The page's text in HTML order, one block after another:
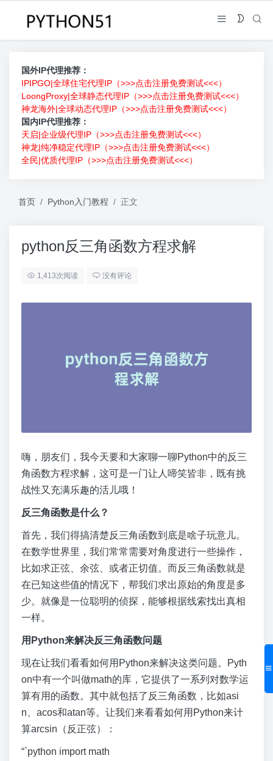
国外IP代理推荐：
IPIPGO|全球住宅代理IP（>>>点击注册免费测试<<<）
LoongProxy|全球静态代理IP（>>>点击注册免费测试<<<）
神龙海外|全球动态代理IP（>>>点击注册免费测试<<<）
国内IP代理推荐：
天启|企业级代理IP（>>>点击注册免费测试<<<）
神龙|纯净稳定代理IP（>>>点击注册免费测试<<<）
全民|优质代理IP（>>>点击注册免费测试<<<）
首页 Python入门教程 正文
python反三角函数方程求解
1,413次阅读 没有评论
嗨，朋友们，我今天要和大家聊一聊Python中的反三
角函数方程求解，这可是一门让人啼笑皆非，既有挑
战性又充满乐趣的活儿哦！
反三角函数是什么？
首先，我们得搞清楚反三角函数到底是啥子玩意儿。
在数学世界里，我们常常需要对角度进行一些操作，
比如求正弦、余弦、或者正切值。而反三角函数就是
在已知这些值的情况下，帮我们求出原始的角度是多
少。就像是一位聪明的侦探，能够根据线索找出真相
一样。
用Python来解决反三角函数问题
现在让我们看看如何用Python来解决这类问题。Pyth
on中有一个叫做math的库，它提供了一系列对数学运
算有用的函数。其中就包括了反三角函数，比如asi
n、acos和atan等。让我们来看看如何用Python来计
算arcsin（反正弦）：
“`python import math